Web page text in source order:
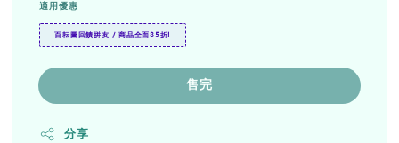
適用優惠
百耘圖回饋拼友 / 商品全面85折!
售完
分享